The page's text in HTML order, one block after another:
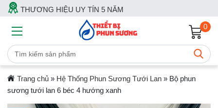
THƯƠNG HIỆU UY TÍN 5 NĂM
0
Trang chủ» Hệ Thống Phun Sương Tưới Lan» Bộ phun
sương tưới lan 6 béc 4 hướng xanh